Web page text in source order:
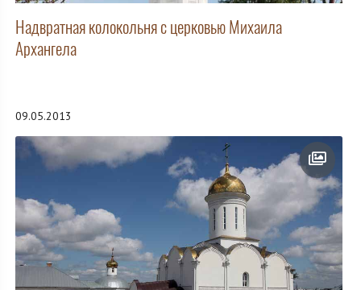
Надвратная колокольня с церковью Михаила
Архангела
09.05.2013